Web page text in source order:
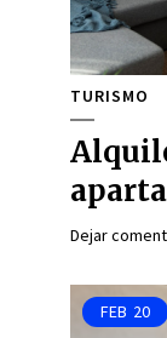
TURISMO
Dejar
FEB 20